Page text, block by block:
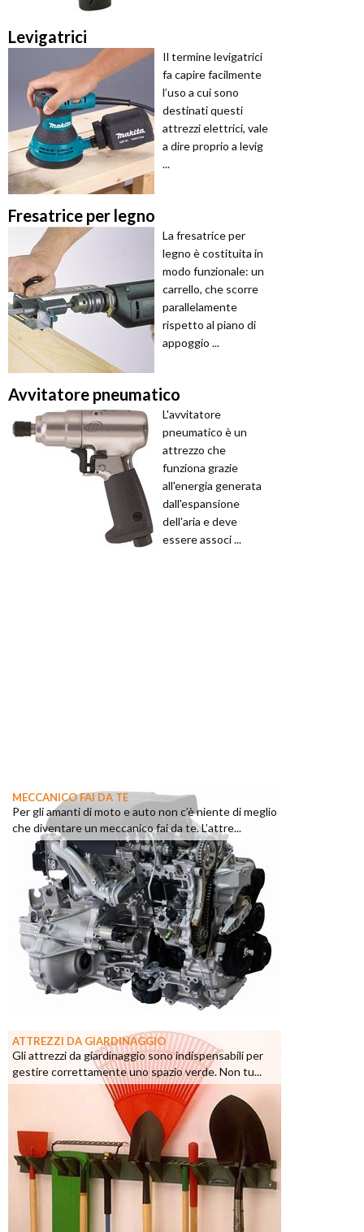
Levigatrici
Il termine levigatrici
fa capire facilmente
l’uso a cui sono
destinati questi
attrezzi elettrici, vale
a dire proprio a levig
...
Fresatrice per legno
La fresatrice per
legno è costituita in
modo funzionale: un
carrello, che scorre
parallelamente
rispetto al piano di
appoggio ...
Avvitatore pneumatico
L'avvitatore
pneumatico è un
attrezzo che
funziona grazie
all'energia generata
dall'espansione
dell'aria e deve
essere associ ...
MECCANICO FAI DA TE
Per gli amanti di moto e auto non c’è niente di meglio
che diventare un meccanico fai da te. L’attre...
ATTREZZI DA GIARDINAGGIO
Gli attrezzi da giardinaggio sono indispensabili per
gestire correttamente uno spazio verde. Non tu...